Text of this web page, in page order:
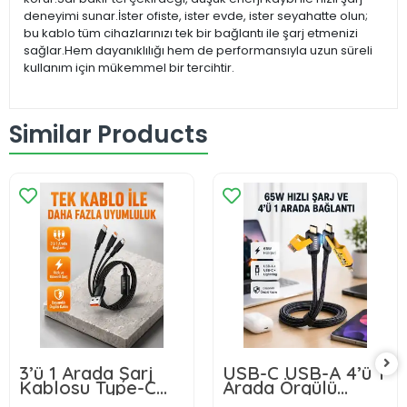
deneyimi sunar.İster ofiste, ister evde, ister seyahatte olun;
bu kablo tüm cihazlarınızı tek bir bağlantı ile şarj etmenizi
sağlar.Hem dayanıklılığı hem de performansıyla uzun süreli
kullanım için mükemmel bir tercihtir.
Similar Products
3’ü 1 Arada Şarj
Kablosu Type-C
iOS Android
USB-C USB-A 4’ü 1
Arada Örgülü
Kablo 65W Hızlı